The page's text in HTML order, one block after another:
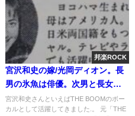
邦楽ROCK
宮沢和史の嫁/光岡ディオン。長
男の氷魚は俳優。次男と長女は
一般人
宮沢和史さんといえばTHE BOOMのボー
カルとして活躍してきました.。 元「THE